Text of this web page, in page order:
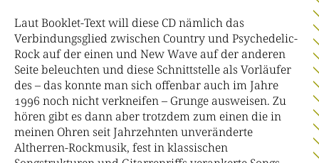
Laut Booklet-Text will diese CD nämlich das
Verbindungsglied zwischen Country und Psychedelic-
Rock auf der einen und New Wave auf der anderen
Seite beleuchten und diese Schnittstelle als Vorläufer
des – das konnte man sich offenbar auch im Jahre
1996 noch nicht verkneifen – Grunge ausweisen. Zu
hören gibt es dann aber trotzdem zum einen die in
meinen Ohren seit Jahrzehnten unveränderte
Altherren-Rockmusik, fest in klassischen